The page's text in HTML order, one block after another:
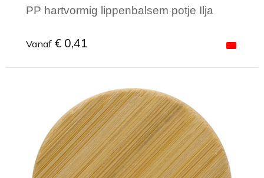
PP hartvormig lippenbalsem potje Ilja
Vanaf € 0,41
Minimale afname: 1